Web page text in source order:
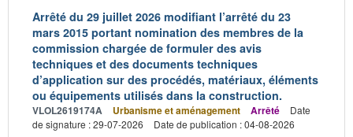
Arrêté du 29 juillet 2026 modifiant l’arrêté du 23
mars 2015 portant nomination des membres de la
commission chargée de formuler des avis
techniques et des documents techniques
d’application sur des procédés, matériaux, éléments
ou équipements utilisés dans la construction.
VLOL2619174A Urbanisme et aménagement Arrêté
Date
de signature : 29-07-2026
Date de publication : 04-08-2026